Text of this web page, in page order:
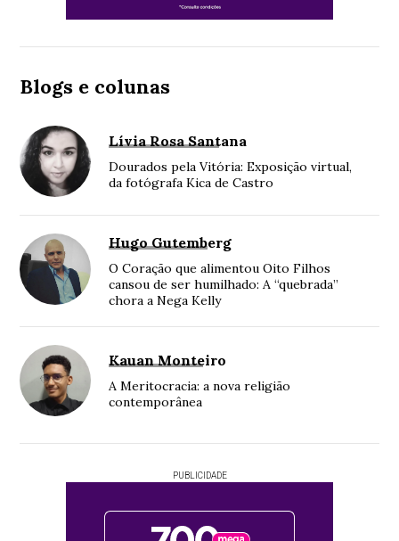
Blogs e colunas
Lívia Rosa Santana
Dourados pela Vitória: Exposição virtual,
da fotógrafa Kica de Castro
Hugo Gutemberg
O Coração que alimentou Oito Filhos
cansou de ser humilhado: A “quebrada”
chora a Nega Kelly
Kauan Monteiro
A Meritocracia: a nova religião
contemporânea
PUBLICIDADE